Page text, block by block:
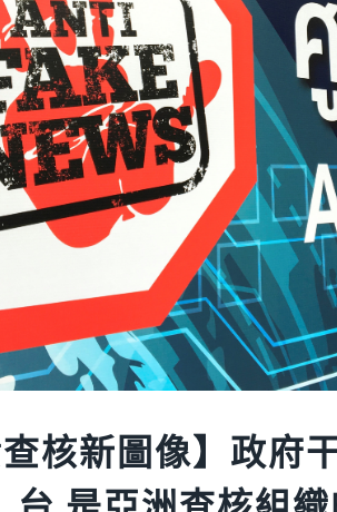
核新圖像】政府